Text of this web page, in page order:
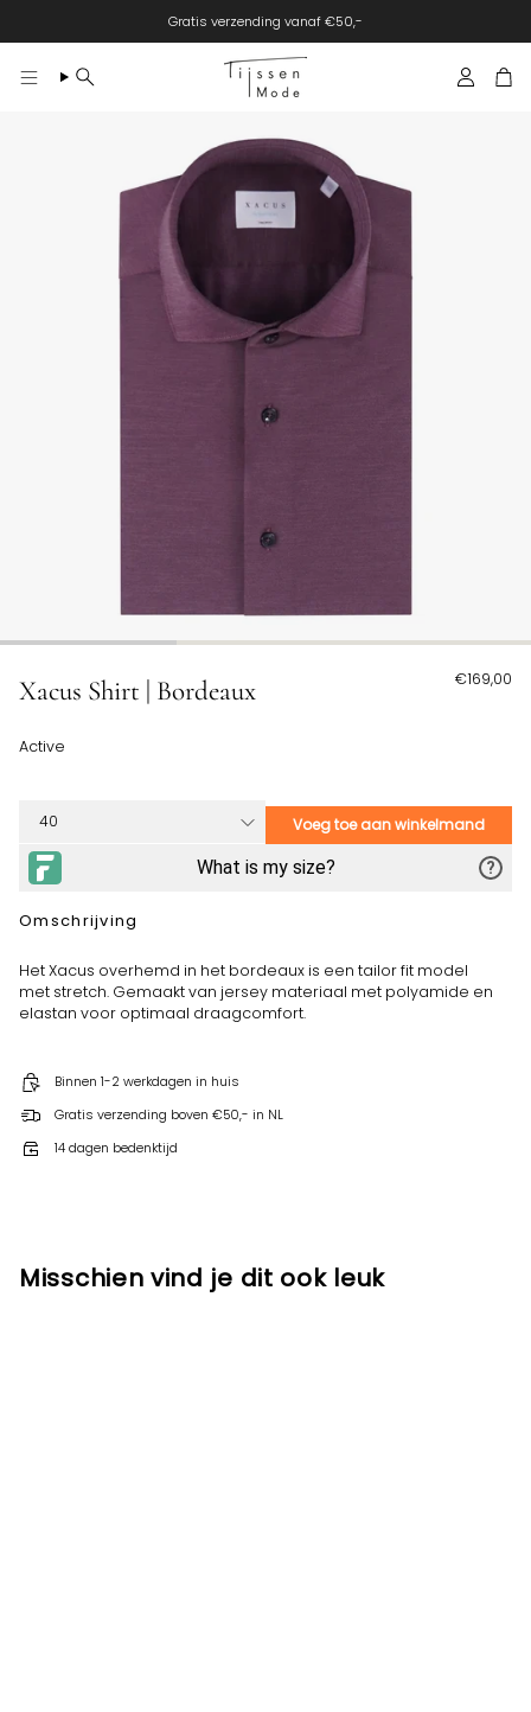
Gratis verzending vanaf €50,-
Xacus Shirt | Bordeaux €169,00
Active
Voeg toe aan winkelmand
Omschrijving
Het Xacus overhemd in het bordeaux is een tailor fit model
met stretch. Gemaakt van jersey materiaal met polyamide en
elastan voor optimaal draagcomfort.
Binnen 1-2 werkdagen in huis
Gratis verzending boven €50,- in NL
14 dagen bedenktijd
Misschien vind je dit ook leuk